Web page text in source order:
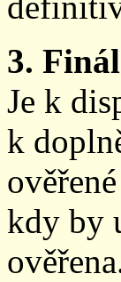
3.
Je k
k
kdy by